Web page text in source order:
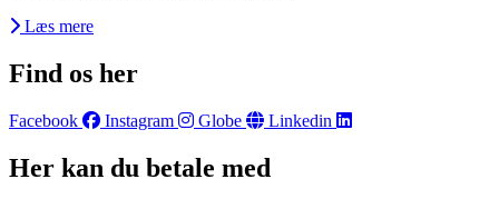
Læs mere
Find os her
Facebook Instagram Globe Linkedin
Her kan du betale med